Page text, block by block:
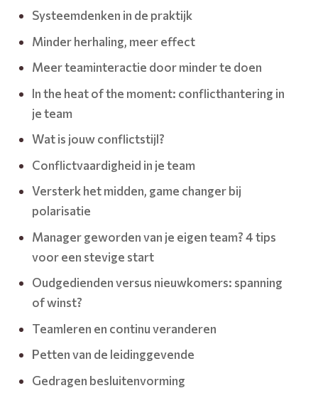
Systeemdenken in de praktijk
Minder herhaling, meer effect
Meer teaminteractie door minder te doen
In the heat of the moment: conflicthantering in
je team
Wat is jouw conflictstijl?
Conflictvaardigheid in je team
Versterk het midden, game changer bij
polarisatie
Manager geworden van je eigen team? 4 tips
voor een stevige start
Oudgedienden versus nieuwkomers: spanning
of winst?
Teamleren en continu veranderen
Petten van de leidinggevende
Gedragen besluitenvorming